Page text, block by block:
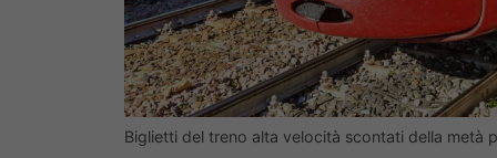
Biglietti del treno alta velocità scontati della metà